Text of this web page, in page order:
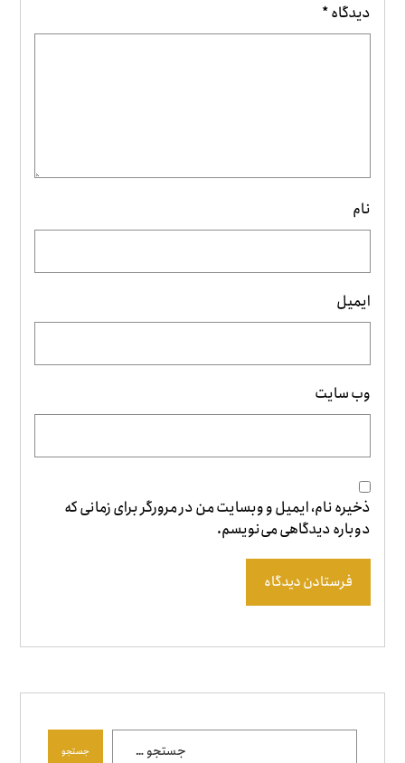
دیدگاه*
نام
ایمیل
وب‌ سایت
ذخیره نام، ایمیل و وبسایت من در مرورگر برای زمانی که
دوباره دیدگاهی می‌نویسم.
فرستادن دیدگاه
جستجو